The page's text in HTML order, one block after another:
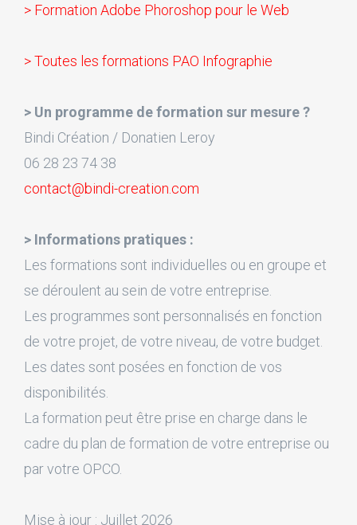
> Formation Adobe Phoroshop pour le Web
> Toutes les formations PAO Infographie
> Un programme de formation sur mesure ?
Bindi Création / Donatien Leroy
06 28 23 74 38
contact@bindi-creation.com
> Informations pratiques :
Les formations sont individuelles ou en groupe et
se déroulent au sein de votre entreprise.
Les programmes sont personnalisés en fonction
de votre projet, de votre niveau, de votre budget.
Les dates sont posées en fonction de vos
disponibilités.
La formation peut être prise en charge dans le
cadre du plan de formation de votre entreprise ou
par votre OPCO.
Mise à jour : Juillet 2026